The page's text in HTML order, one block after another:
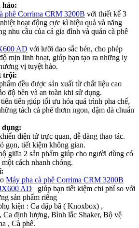
hảo:
phê Corrima CRM 3200B với thiết kế 3
hoạt động cực kì hiệu quả và năng
nhu cầu của cả gia đình và quán cà phê
AD với lưỡi dao sắc bén, cho phép
mịn linh hoạt, giúp bạn tạo ra những ly
vị tuyệt hảo.
trội:
đều được sản xuất từ chất liệu cao
độ bền và an toàn khi sử dụng.
tiến giúp tối ưu hóa quá trình pha chế,
tách cà phê thơm ngon, đậm đà chuẩn
dụng:
điện tử trực quan, dễ dàng thao tác.
gọn, tiết kiệm không gian.
giữa 2 sản phẩm giúp cho người dùng có
một cách nhanh chóng.
Máy pha cà phê Corrima CRM 3200B
AD giúp bạn tiết kiệm chi phí so với
sản phẩm riêng
kiện : Ca đập bã ( Knoxbox) ,
Ca định lượng, Bình lắc Shaker, Bộ vệ
, Cà phê.